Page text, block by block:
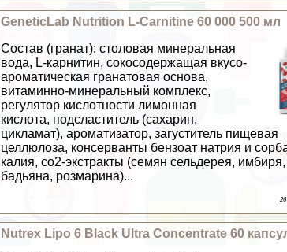
GeneticLab Nutrition L-Carnitine 60 000 500 мл
Состав (гранат): столовая минеральная
вода, L-карнитин, сокосодержащая вкусо-
ароматическая гранатовая основа,
витаминно-минеральный комплекс,
регулятор кислотности лимонная
кислота, подсластитель (сахарин,
цикламат), ароматизатор, загуститель пищевая
целлюлоза, консерванты бензоат натрия и
калия, со2-экстpaкты (семян сельдерея, имбиря,
бадьяна, розмарина)...
Nutrex Lipo 6 Black Ultra Concentrate 60